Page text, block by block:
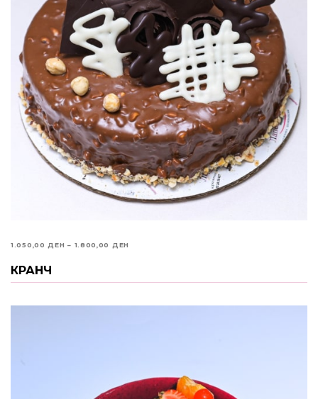
1.050,00 ДЕН – 1.800,00 ДЕН
1.800,00 ДЕН
ИЗБЕРИ ОПЦИИ
КРАНЧ